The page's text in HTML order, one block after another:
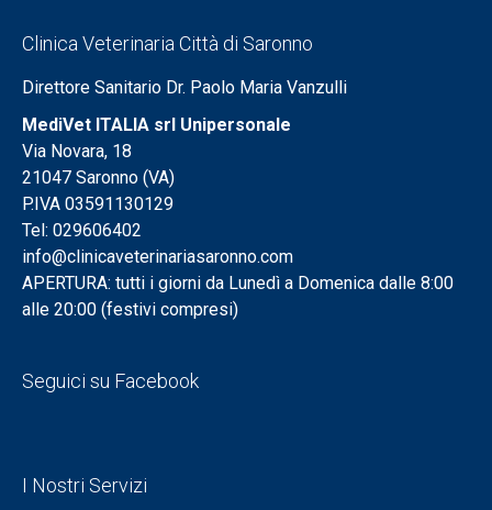
Clinica Veterinaria Città di Saronno
Direttore Sanitario Dr. Paolo Maria Vanzulli
MediVet ITALIA srl Unipersonale
Via Novara, 18
21047 Saronno (VA)
P.IVA 03591130129
Tel: 029606402
info@clinicaveterinariasaronno.com
APERTURA: tutti i giorni da Lunedì a Domenica dalle 8:00
alle 20:00 (festivi compresi)
Seguici su Facebook
I Nostri Servizi